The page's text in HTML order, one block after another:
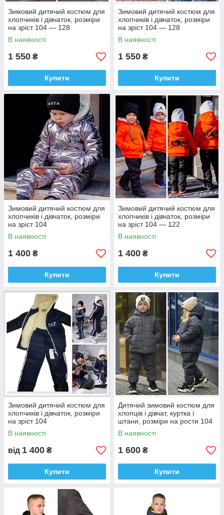
Зимовий дитячий костюм для
хлопчиків і дівчаток, розміри
на зріст 104 — 128
В наявності
1 550 ₴
Купити
Зимовий дитячий костюм для
хлопчиків і дівчаток, розміри
на зріст 104 — 128
В наявності
1 550 ₴
Купити
Зимовий дитячий костюм для
хлопчиків і дівчаток, розміри
на зріст 104
В наявності
1 400 ₴
Купити
Зимовий дитячий костюм для
хлопчиків і дівчаток, розміри
на зріст 104 — 122
В наявності
1 400 ₴
Купити
Зимовий дитячий костюм для
хлопчиків і дівчаток, розміри
на зріст 104
В наявності
від 1 400 ₴
Купити
Дитячий зимовий костюм для
хлопців і дівчат, куртка і
штани, розміри на рости 104
- 128
В наявності
1 600 ₴
Купити